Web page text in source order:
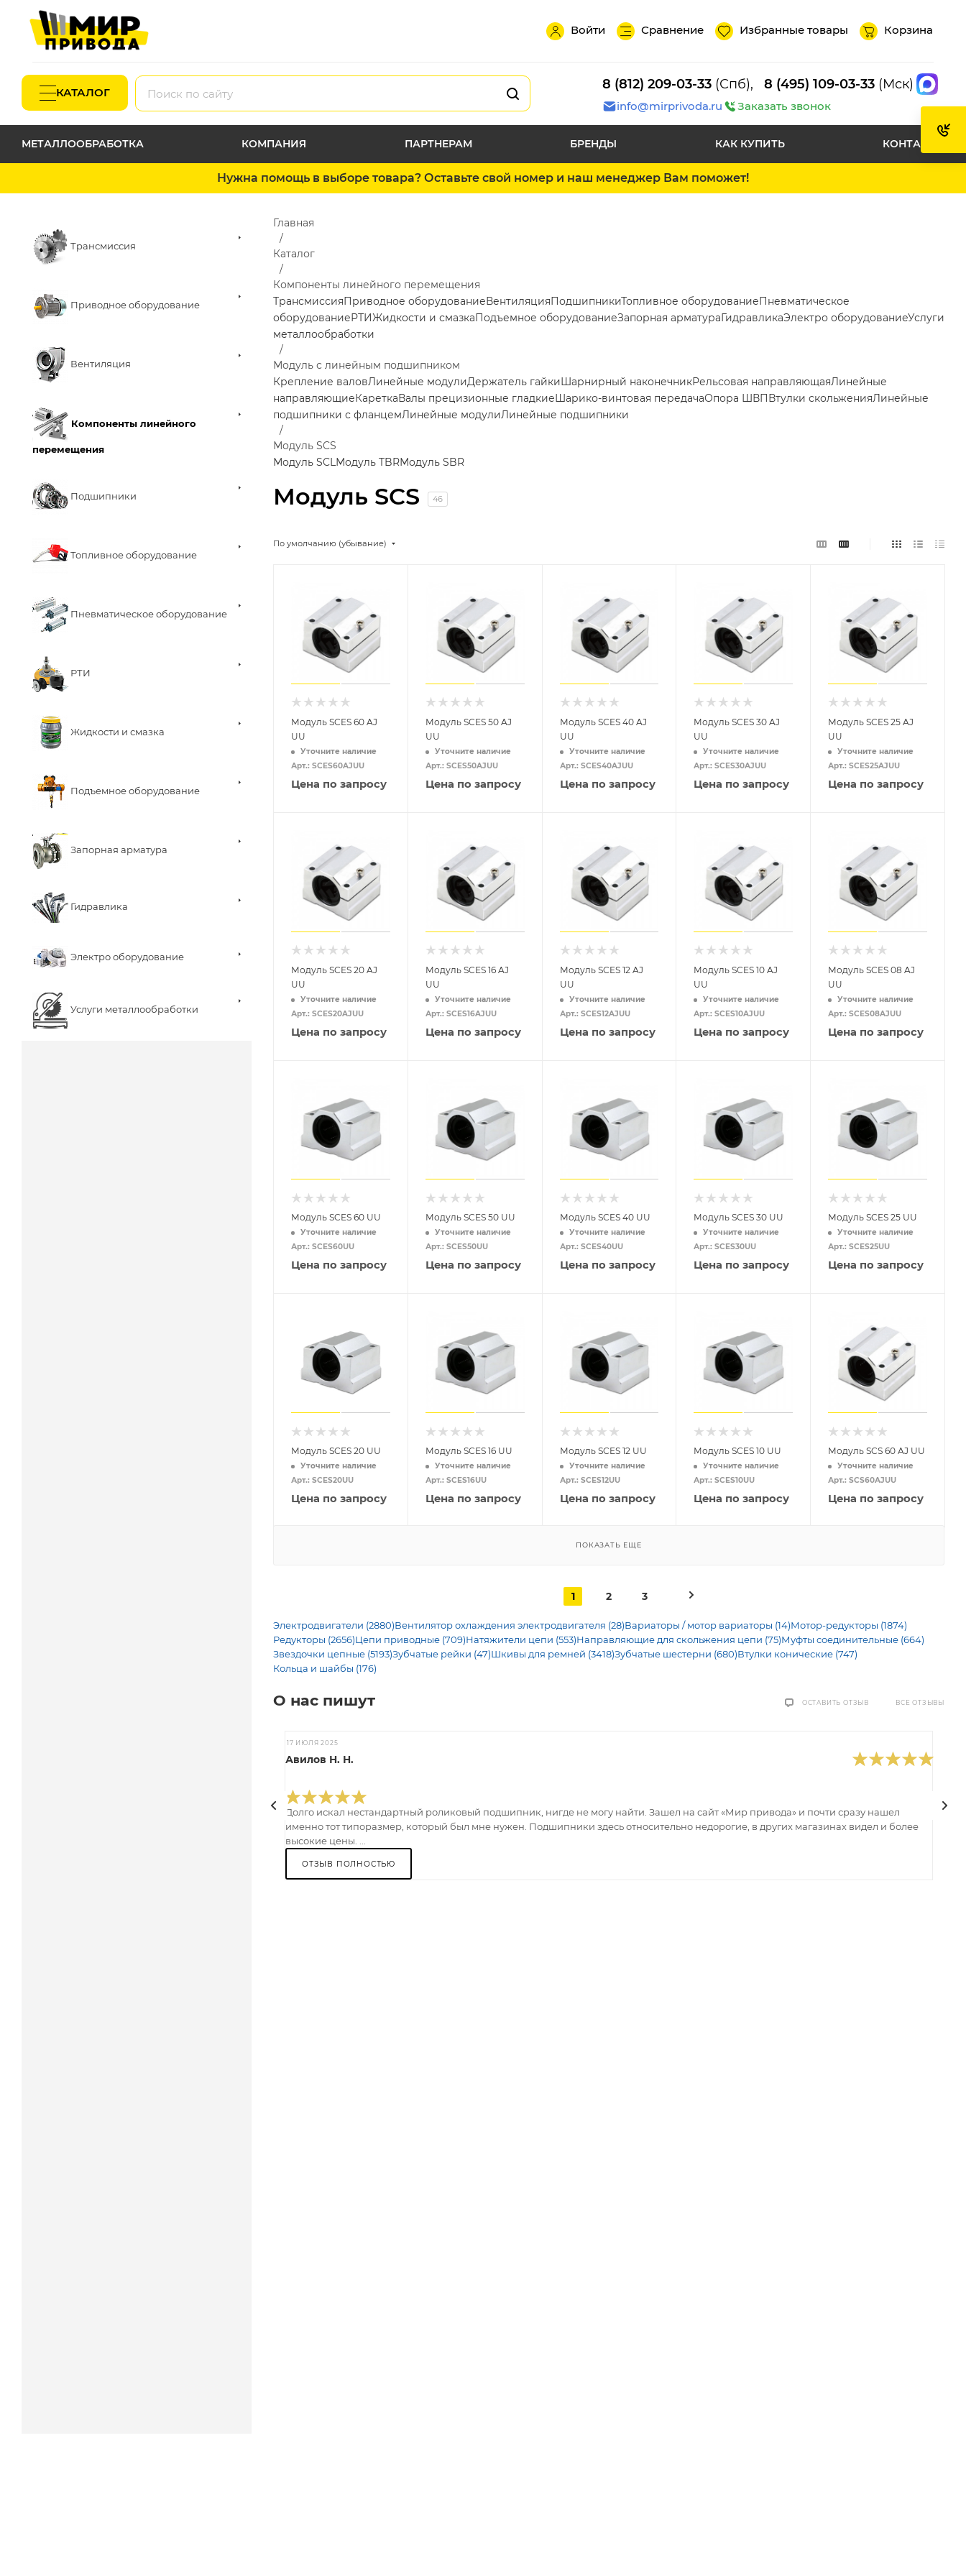
Войти Сравнение Избранные товары Корзина
КАТАЛОГ
8 (812) 209-03-33 (Спб), 8 (495) 109-03-33 (Мск)
info@mirprivoda.ru Заказать звонок
МЕТАЛЛООБРАБОТКА КОМПАНИЯ ПАРТНЕРАМ БРЕНДЫ КАК КУПИТЬ КОНТАКТЫ
Нужна помощь в выборе товара? Оставьте свой номер и наш менеджер Вам поможет!
Трансмиссия
Приводное оборудование
Вентиляция
Компоненты линейного
перемещения
Подшипники
Топливное оборудование
Пневматическое оборудование
РТИ
Жидкости и смазка
Подъемное оборудование
Запорная арматура
Гидравлика
Электро оборудование
Услуги металлообработки
Модуль SCS 46
Главная
Каталог
Компоненты линейного перемещения
ТрансмиссияПриводное оборудованиеВентиляцияПодшипникиТопливное оборудованиеПневматическое
оборудованиеРТИЖидкости и смазкаПодъемное оборудованиеЗапорная арматураГидравликаЭлектро оборудованиеУслуги
металлообработки
Модуль с линейным подшипником
Крепление валовЛинейные модулиДержатель гайкиШарнирный наконечникРельсовая направляющаяЛинейные
направляющиеКареткаВалы прецизионные гладкиеШарико-винтовая передачаОпора ШВПВтулки скольженияЛинейные
подшипники с фланцемЛинейные модулиЛинейные подшипники
Модуль SCS
Модуль SCLМодуль TBRМодуль SBR
По умолчанию (убывание)
Модуль SCES 60 AJ
UU
Уточните наличие
Арт.: SCES60AJUU
Цена по запросу
Модуль SCES 50 AJ
UU
Уточните наличие
Арт.: SCES50AJUU
Цена по запросу
Модуль SCES 40 AJ
UU
Уточните наличие
Арт.: SCES40AJUU
Цена по запросу
Модуль SCES 30 AJ
UU
Уточните наличие
Арт.: SCES30AJUU
Цена по запросу
Модуль SCES 25 AJ
UU
Уточните наличие
Арт.: SCES25AJUU
Цена по запросу
Модуль SCES 20 AJ
UU
Уточните наличие
Арт.: SCES20AJUU
Цена по запросу
Модуль SCES 16 AJ
UU
Уточните наличие
Арт.: SCES16AJUU
Цена по запросу
Модуль SCES 12 AJ
UU
Уточните наличие
Арт.: SCES12AJUU
Цена по запросу
Модуль SCES 10 AJ
UU
Уточните наличие
Арт.: SCES10AJUU
Цена по запросу
Модуль SCES 08 AJ
UU
Уточните наличие
Арт.: SCES08AJUU
Цена по запросу
Модуль SCES 60 UU
Уточните наличие
Арт.: SCES60UU
Цена по запросу
Модуль SCES 50 UU
Уточните наличие
Арт.: SCES50UU
Цена по запросу
Модуль SCES 40 UU
Уточните наличие
Арт.: SCES40UU
Цена по запросу
Модуль SCES 30 UU
Уточните наличие
Арт.: SCES30UU
Цена по запросу
Модуль SCES 25 UU
Уточните наличие
Арт.: SCES25UU
Цена по запросу
Модуль SCES 20 UU
Уточните наличие
Арт.: SCES20UU
Цена по запросу
Модуль SCES 16 UU
Уточните наличие
Арт.: SCES16UU
Цена по запросу
Модуль SCES 12 UU
Уточните наличие
Арт.: SCES12UU
Цена по запросу
Модуль SCES 10 UU
Уточните наличие
Арт.: SCES10UU
Цена по запросу
Модуль SCS 60 AJ UU
Уточните наличие
Арт.: SCS60AJUU
Цена по запросу
ПОКАЗАТЬ ЕЩЕ
1 2 3
Электродвигатели (2880)Вентилятор охлаждения электродвигателя (28)Вариаторы / мотор вариаторы (14)Мотор-редукторы (1874)
Редукторы (2656)Цепи приводные (709)Натяжители цепи (553)Направляющие для скольжения цепи (75)Муфты соединительные (664)
Звездочки цепные (5193)Зубчатые рейки (47)Шкивы для ремней (3418)Зубчатые шестерни (680)Втулки конические (747)
Кольца и шайбы (176)
О нас пишут ВСЕ ОТЗЫВЫ
ОСТАВИТЬ ОТЗЫВ
17 ИЮЛЯ 2025
Авилов Н. Н.
Долго искал нестандартный роликовый подшипник, нигде не могу найти. Зашел на сайт «Мир привода» и почти сразу нашел
именно тот типоразмер, который был мне нужен. Подшипники здесь относительно недорогие, в других магазинах видел и более
высокие цены. ...
ОТЗЫВ ПОЛНОСТЬЮ